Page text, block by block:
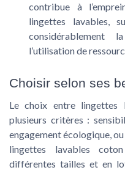
contribue à
lingettes lavables,
l’utilisation de
Choisir selon ses
Le choix entre lingettes
plusieurs critères :
engagement écologique,
lingettes lavables
différentes tailles et en